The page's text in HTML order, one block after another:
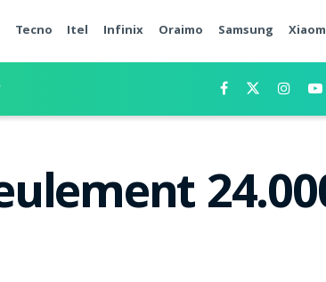
Tecno Itel Infinix Oraimo Samsung